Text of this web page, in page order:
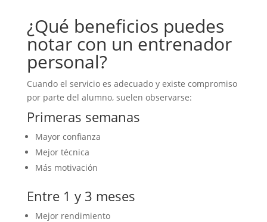
¿Qué beneficios puedes
notar con un entrenador
personal?
Cuando el servicio es adecuado y existe compromiso
por parte del alumno, suelen observarse:
Primeras semanas
Mayor confianza
Mejor técnica
Más motivación
Entre 1 y 3 meses
Mejor rendimiento